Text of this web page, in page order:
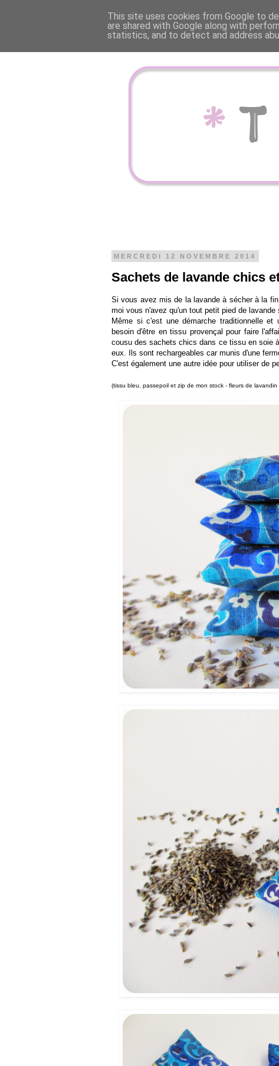
MERCREDI 12 NOVEMBRE 2014
Sachets de lavande chics
Si vous avez mis de la lavande à sécher à la
moi vous n'avez qu'un tout petit pied de
Même si c'est une démarche traditionnelle
besoin d'être en tissu provençal pour faire
cousu des sachets chics dans ce tissu en soie
eux. Ils sont rechargeables car munis d'une
C'est également une autre idée pour utiliser de
(tissu bleu, passepoil et zip de mon stock - fleurs de lavandin
This site uses cookies from Google to
are shared with Google along with
statistics, and to detect and address